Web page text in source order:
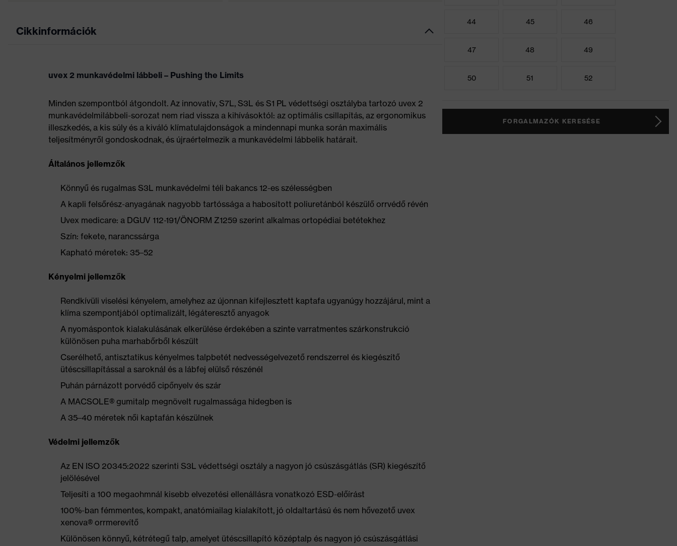
Cikkinformációk
uvex 2 munkavédelmi lábbeli – Pushing the Limits
Minden szempontból átgondolt. Az innovatív, S7L, S3L és S1 PL védettségi osztályba tartozó uvex 2
munkavédelmilábbeli-sorozat nem riad vissza a kihívásoktól: az optimális csillapítás, az ergonomikus
illeszkedés, a kis súly és a kiváló klímatulajdonságok a mindennapi munka során maximális
teljesítményről gondoskodnak, és újraértelmezik a munkavédelmi lábbelik határait.
Általános jellemzők
Könnyű és rugalmas S3L munkavédelmi téli bakancs 12-es szélességben
A kapli felsőrész-anyagának nagyobb tartóssága a habosított poliuretánból készülő orrvédő révén
Uvex medicare: a DGUV 112-191/ÖNORM Z1259 szerint alkalmas ortopédiai betétekhez
Szín: fekete, narancssárga
Kapható méretek: 35–52
Kényelmi jellemzők
Rendkívüli viselési kényelem, amelyhez az újonnan kifejlesztett kaptafa ugyanúgy hozzájárul, mint a
klíma szempontjából optimalizált, légáteresztő anyagok
A nyomáspontok kialakulásának elkerülése érdekében a szinte varratmentes szárkonstrukció
különösen puha marhabőrből készült
Cserélhető, antisztatikus kényelmes talpbetét nedvességelvezető rendszerrel és kiegészítő
ütéscsillapítással a saroknál és a lábfej elülső részénél
Puhán párnázott porvédő cipőnyelv és szár
A MACSOLE® gumitalp megnövelt rugalmassága hidegben is
A 35–40 méretek női kaptafán készülnek
Védelmi jellemzők
Az EN ISO 20345:2022 szerinti S3L védettségi osztály a nagyon jó csúszásgátlás (SR) kiegészítő
jelölésével
Teljesíti a 100 megaohmnál kisebb elvezetési ellenállásra vonatkozó ESD-előírást
100%-ban fémmentes, kompakt, anatómiailag kialakított, jó oldaltartású és nem hővezető uvex
xenova® orrmerevítő
Különösen könnyű, kétrétegű talp, amelyet ütéscsillapító középtalp és nagyon jó csúszásgátlási
44 45 46
47 48 49
50 51 52
FORGALMAZÓK KERESÉSE